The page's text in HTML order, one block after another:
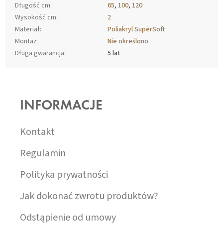
Długość cm: 65, 100, 120
Wysokość cm:
2
Materiał:
Poliakryl SuperSoft
Montaż:
Nie określono
Długa gwarancja:
5 lat
INFORMACJE
Kontakt
Regulamin
Polityka prywatności
Jak dokonać zwrotu produktów?
Odstąpienie od umowy